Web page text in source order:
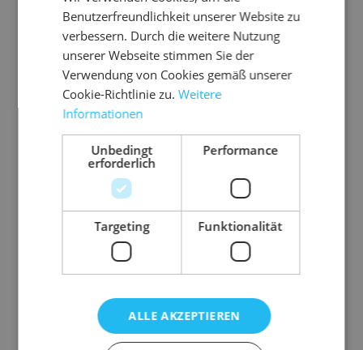
reibungslosen Befüll- und Versandprozess
optimiert und wird vorwiegend für den Versand
von Textilien eingesetzt.
wirtschaftliche Alternative zu
Kunststoffversandtaschen
Aufreißband zum bequemen Auspacken
individuell bedruckbar
auf Wunsch aus FSC-zertifiziertem Papier
mit bis zu 8 Druckfarben kann die
Versandtasche fast jedem Corporate Design
angepasst werden
innen braun, 60 g/m²
Benutzerfreundlichkeit unserer Website zu
verbessern. Durch die weitere Nutzung
unserer Webseite stimmen Sie der
Verwendung von Cookies gemäß unserer
Cookie-Richtlinie zu.Weitere
Informationen
Unbedingt
erforderlich
Performance
Targeting Funktionalität
ALLE AKZEPTIEREN